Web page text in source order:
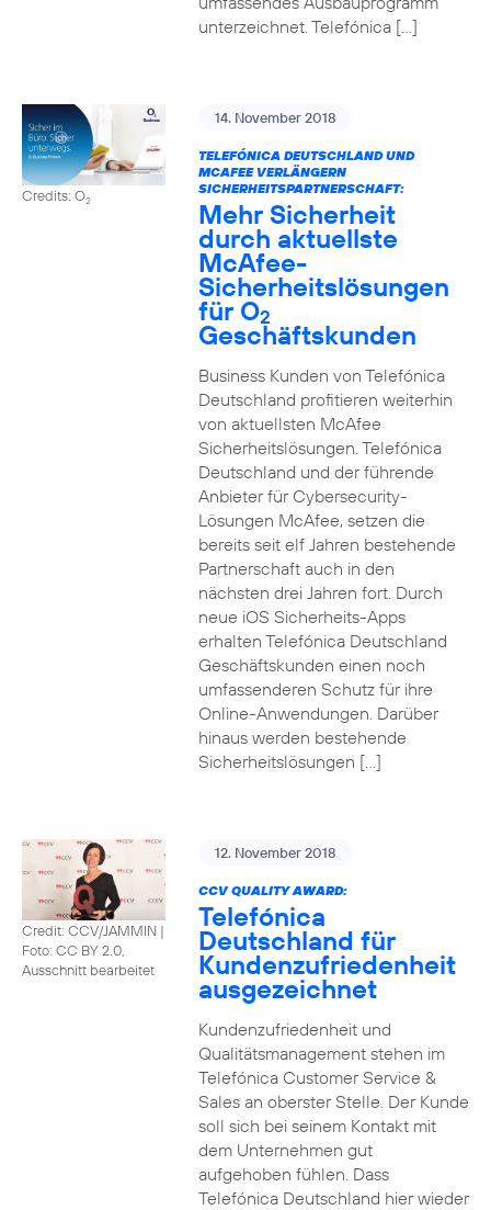
unterzeichnet. Telefónica […]
Credits: O2
14. November 2018
TELEFÓNICA DEUTSCHLAND UND
MCAFEE VERLÄNGERN
SICHERHEITSPARTNERSCHAFT:
Mehr Sicherheit
durch aktuellste
McAfee-
Sicherheitslösungen
für O2
Geschäftskunden
Business Kunden von Telefónica
Deutschland profitieren weiterhin
von aktuellsten McAfee
Sicherheitslösungen. Telefónica
Deutschland und der führende
Anbieter für Cybersecurity-
Lösungen McAfee, setzen die
bereits seit elf Jahren bestehende
Partnerschaft auch in den
nächsten drei Jahren fort. Durch
neue iOS Sicherheits-Apps
erhalten Telefónica Deutschland
Geschäftskunden einen noch
umfassenderen Schutz für ihre
Online-Anwendungen. Darüber
hinaus werden bestehende
Sicherheitslösungen […]
Credit: CCV/JAMMIN |
Foto: CC BY 2.0,
Ausschnitt bearbeitet
12. November 2018
CCV QUALITY AWARD:
Telefónica
Deutschland für
Kundenzufriedenheit
ausgezeichnet
Kundenzufriedenheit und
Qualitätsmanagement stehen im
Telefónica Customer Service &
Sales an oberster Stelle. Der Kunde
soll sich bei seinem Kontakt mit
dem Unternehmen gut
aufgehoben fühlen. Dass
Telefónica Deutschland hier wieder